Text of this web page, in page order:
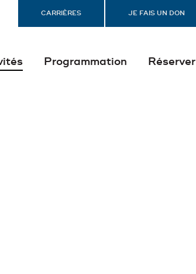
CARRIÈRES JE FAIS UN DON
Programmation Réserver